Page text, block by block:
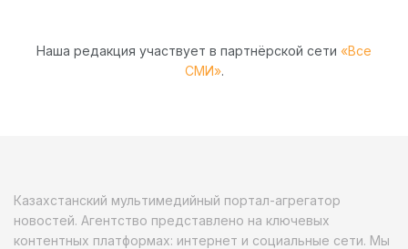
Наша редакция участвует в партнёрской сети «Все
СМИ».
Казахстанский мультимедийный портал-агрегатор
новостей. Агентство представлено на ключевых
контентных платформах: интернет и социальные сети. Мы